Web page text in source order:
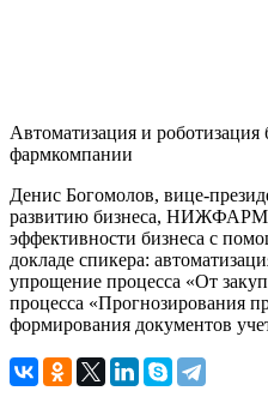
Автоматизация и роботизация
фармкомпании
Денис Богомолов, вице-
развитию бизнеса, НИЖФАРМ,
эффективности бизнеса с
докладе спикера:
упрощение процесса «От
процесса «Прогнозирования
формирования документов